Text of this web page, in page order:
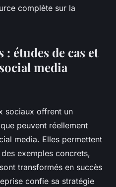
complète sur la
études de cas et
media
sociaux offrent un
peuvent réellement
media. Elles permettent
exemples concrets,
transformés en succès
confie sa stratégie